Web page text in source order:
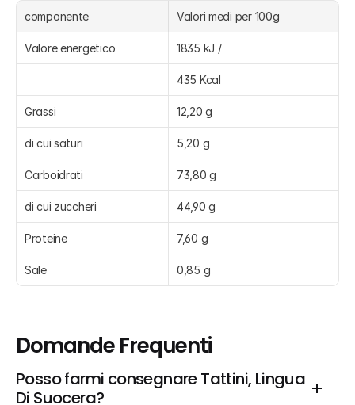
componente Valori medi per 100g
Valore energetico 1835 kJ /
435 Kcal
Grassi 12,20 g
di cui saturi 5,20 g
Carboidrati 73,80 g
di cui zuccheri 44,90 g
Proteine 7,60 g
Sale 0,85 g
Domande Frequenti
Posso farmi consegnare Tattini, Lingua
Di Suocera?